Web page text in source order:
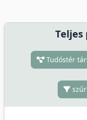
Tudóstér